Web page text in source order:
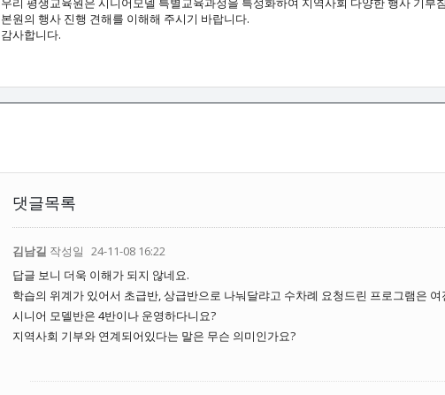
본원의 행사 진행 견해를 이해해 주시기 바랍니다.
감사합니다.
댓글목록
김남길 작성일 24-11-08 16:22
답글 보니 더욱 이해가 되지 않네요.
학습의 위계가 있어서 초급반, 상급반으로 나눠달랴고 수차례 요청드린 프로그램은
시니어 모델반은 4반이나 운영하다니요?
지역사회 기부와 연계되어있다는 말은 무슨 의미인가요?